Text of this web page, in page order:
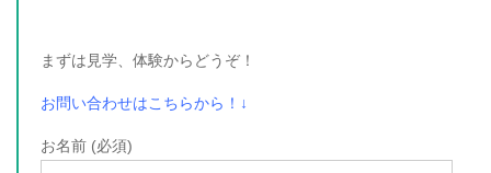
まずは見学、体験からどうぞ！
お問い合わせはこちらから！↓
お名前 (必須)